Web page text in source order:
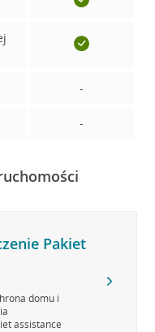
-
-
Pakiet
domu i
assistance